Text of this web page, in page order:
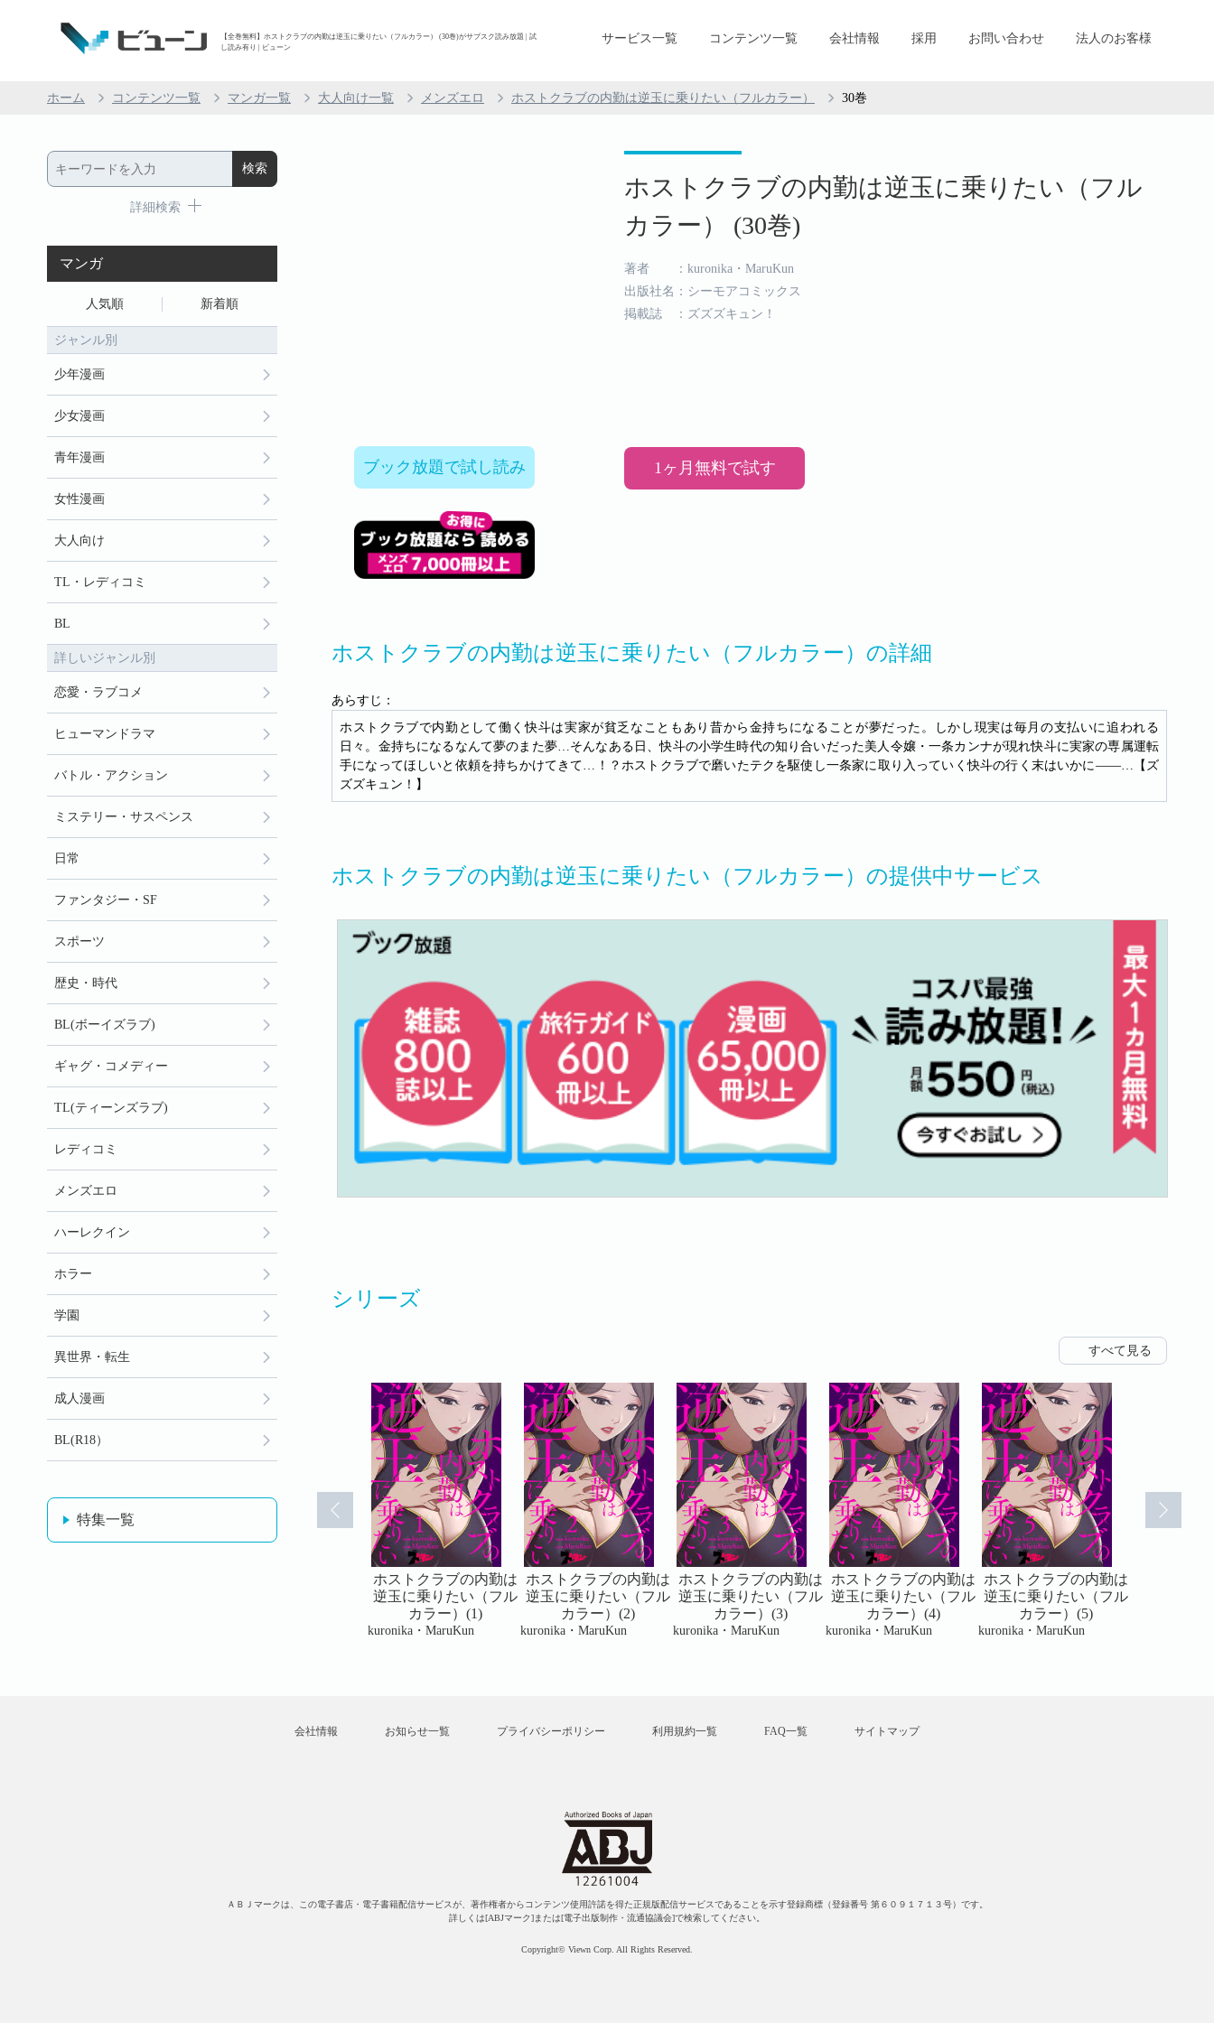
【全巻無料】ホストクラブの内勤は逆玉に乗りたい（フルカラー） (30巻)がサブスク読み放題 | 試
し読み有り | ビューン
サービス一覧 コンテンツ一覧 会社情報 採用 お問い合わせ 法人のお客様
ホーム コンテンツ一覧 マンガ一覧 大人向け一覧 メンズエロ ホストクラブの内勤は逆玉に乗りたい（フルカラー） 30巻
ブック放題で試し読み
ホストクラブの内勤は逆玉に乗りたい（フル
カラー） (30巻)
著者 ：kuronika・MaruKun
出版社名：シーモアコミックス
掲載誌 ：ズズズキュン！
1ヶ月無料で試す
ホストクラブの内勤は逆玉に乗りたい（フルカラー）の詳細
あらすじ：
ホストクラブで内勤として働く快斗は実家が貧乏なこともあり昔から金持ちになることが夢だった。しかし現実は毎月の支払いに追われる
日々。金持ちになるなんて夢のまた夢…そんなある日、快斗の小学生時代の知り合いだった美人令嬢・一条カンナが現れ快斗に実家の専属運転
手になってほしいと依頼を持ちかけてきて…！？ホストクラブで磨いたテクを駆使し一条家に取り入っていく快斗の行く末はいかに――…【ズ
ズズキュン！】
ホストクラブの内勤は逆玉に乗りたい（フルカラー）の提供中サービス
シリーズ
すべて見る
ホストクラブの内勤は
逆玉に乗りたい（フル
カラー）(1)
kuronika・MaruKun
ホストクラブの内勤は
逆玉に乗りたい（フル
カラー）(2)
kuronika・MaruKun
ホストクラブの内勤は
逆玉に乗りたい（フル
カラー）(3)
kuronika・MaruKun
ホストクラブの内勤は
逆玉に乗りたい（フル
カラー）(4)
kuronika・MaruKun
ホストクラブの内勤は
逆玉に乗りたい（フル
カラー）(5)
kuronika・MaruKun
詳細検索
マンガ
人気順 新着順
ジャンル別
少年漫画
少女漫画
青年漫画
女性漫画
大人向け
TL・レディコミ
BL
詳しいジャンル別
恋愛・ラブコメ
ヒューマンドラマ
バトル・アクション
ミステリー・サスペンス
日常
ファンタジー・SF
スポーツ
歴史・時代
BL(ボーイズラブ)
ギャグ・コメディー
TL(ティーンズラブ)
レディコミ
メンズエロ
ハーレクイン
ホラー
学園
異世界・転生
成人漫画
BL(R18）
特集一覧
会社情報 お知らせ一覧 プライバシーポリシー 利用規約一覧 FAQ一覧 サイトマップ
ＡＢＪマークは、この電子書店・電子書籍配信サービスが、著作権者からコンテンツ使用許諾を得た正規版配信サービスであることを示す登録商標（登録番号 第６０９１７１３号）です。
詳しくは[ABJマーク]または[電子出版制作・流通協議会]で検索してください。
Copyright© Viewn Corp. All Rights Reserved.